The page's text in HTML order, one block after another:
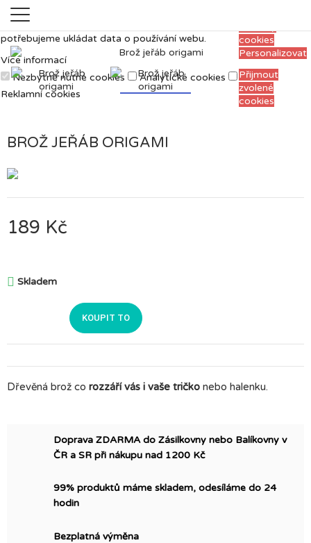
Měříme, ladíme a vylepšujeme, aby pro vás
prohlížení webu bylo co nejpříjemnější. Proto si
potřebujeme ukládat data o používání webu.
Více informací
cookies
Personalizovat
Nezbytně nutné cookies
Analytické cookies
Reklamní cookies
Přijmout
zvolené
cookies
BROŽ JEŘÁB ORIGAMI
189 Kč
 Skladem
KOUPIT TO
Dřevěná brož co rozzáří vás i vaše tričko nebo halenku.
Doprava ZDARMA do Zásilkovny nebo Balíkovny v
ČR a SR při nákupu nad 1200 Kč
99% produktů máme skladem, odesíláme do 24
hodin
Bezplatná výměna